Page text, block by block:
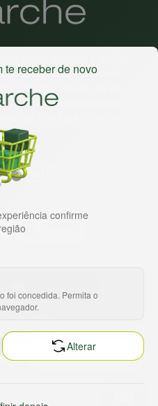
competitivos, pra você
seu dia a dia em um só
31 lojas físicas na capital,
de São Paulo. Vem ser
DE ALIMENTOS S.A
0002-15
te receber de novo
confirme
foi concedida. Permita o
Alterar